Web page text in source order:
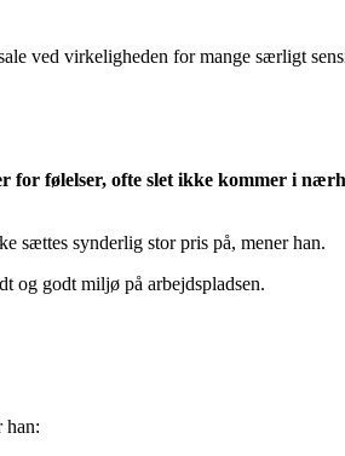
ved virkeligheden for mange særligt
for følelser, ofte slet ikke kommer i
sættes synderlig stor pris på, mener han.
og godt miljø på arbejdspladsen.
han: